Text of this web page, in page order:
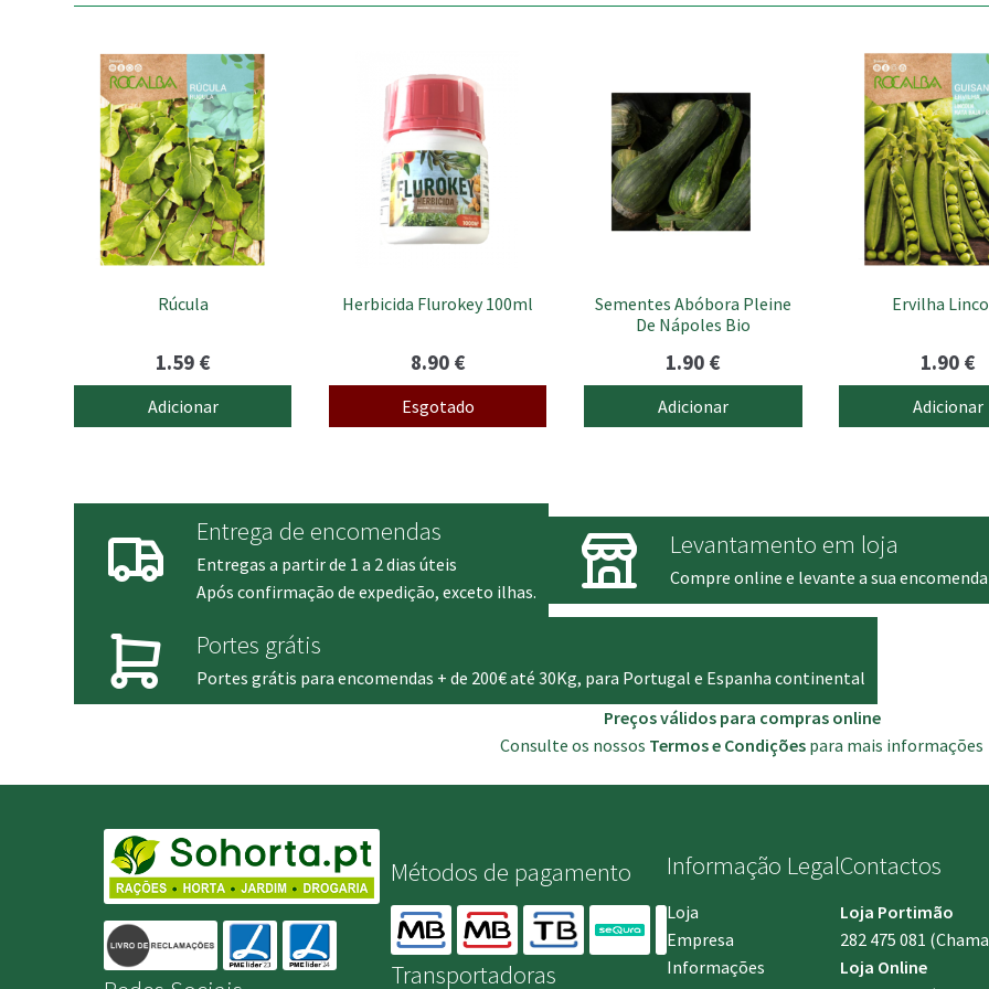
Rúcula
1.59 €
Adicionar
Herbicida Flurokey 100ml
8.90 €
Esgotado
Sementes Abóbora Pleine
De Nápoles Bio
1.90 €
Adicionar
Ervilha
1.90 €
Adicionar
Entrega de encomendas
Entregas a partir de 1 a 2 dias úteis
Após confirmação de expedição, exceto ilhas.
Levantamento em loja
Compre online e levante a sua
Portes grátis
Portes grátis para encomendas + de 200€ até 30Kg, para Portugal e Espanha continental
Preços válidos para compras online
Consulte os nossos Termos e Condições para mais informações
Métodos de pagamento
Transportadoras
Informação Legal
Loja
Empresa
Informações
Contactos
Loja Portimão
282 475 081
Loja Online